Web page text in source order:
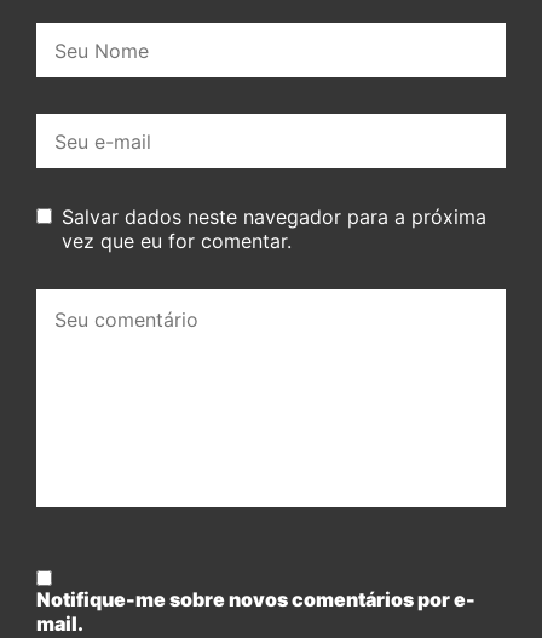
mail:
Salvar dados neste navegador para a próxima
vez que eu for comentar.
comentário:
Notifique-me sobre novos comentários por e-
mail.